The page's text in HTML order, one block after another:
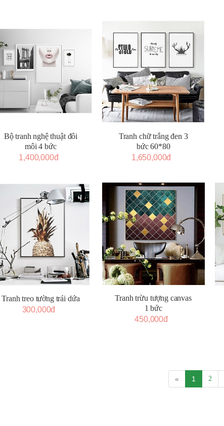
Bộ tranh nghệ thuật đôi
môi 4 bức
1,400,000đ
Tranh chữ trắng đen 3
bức 60*80
1,650,000đ
Tranh treo tường trái dứa
300,000đ
Tranh trừu tượng canvas
1 bức
450,000đ
« 1 2